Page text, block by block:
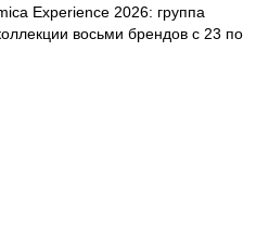
Experience 2026: группа
восьми брендов с 23 по